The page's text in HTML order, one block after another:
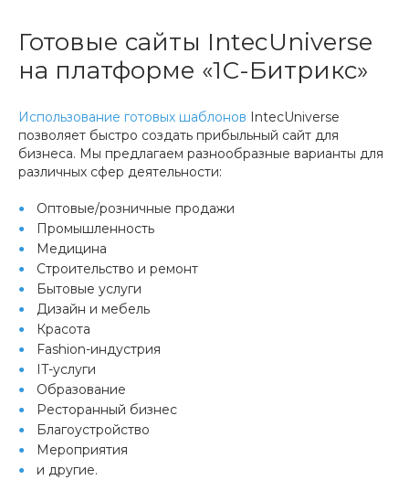
Готовые сайты IntecUniverse
на платформе «1С-Битрикс»
Использование готовых шаблонов IntecUniverse
позволяет быстро создать прибыльный сайт для
бизнеса. Мы предлагаем разнообразные варианты для
различных сфер деятельности:
Оптовые/розничные продажи
Промышленность
Медицина
Строительство и ремонт
Бытовые услуги
Дизайн и мебель
Красота
Fashion-индустрия
IT-услуги
Образование
Ресторанный бизнес
Благоустройство
Мероприятия
и другие.